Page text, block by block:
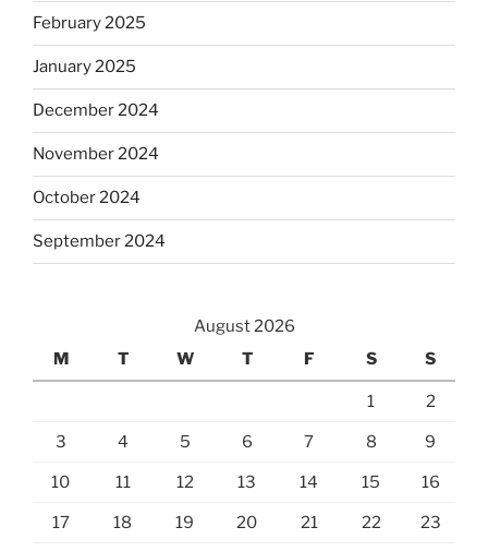
February 2025
January 2025
December 2024
November 2024
October 2024
September 2024
August 2026
M
T W T F S S
1 2
3 4 5 6 7 8 9
10 11 12 13 14 15 16
17 18 19 20 21 22 23